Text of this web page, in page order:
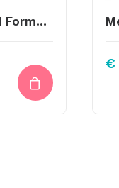
016 Vilten Lapjes A4 Formaat Diep Donker Blauw
€